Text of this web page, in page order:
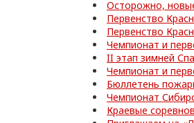
Осторожно,
Первенство
Первенство
Чемпионат и
II этап зимней
Чемпионат и
Бюллетень
Чемпионат
Краевые